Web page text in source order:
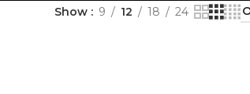
Show 9 12 18 24